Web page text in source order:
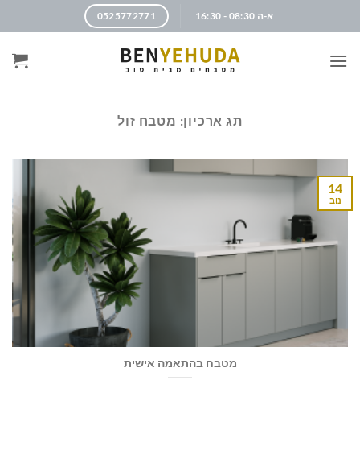
א-ה 08:30 - 16:30 0525772771
תג ארכיון: מטבח זול
מטבח בהתאמה אישית
14
נוב